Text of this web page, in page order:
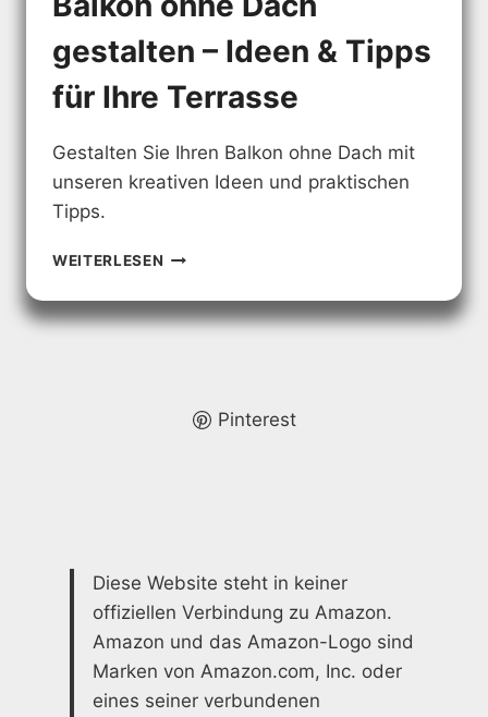
gestalten – Ideen & Tipps
für Ihre Terrasse
Gestalten Sie Ihren Balkon ohne Dach mit
unseren kreativen Ideen und praktischen
Tipps.
WEITERLESEN BALKON
DACH
GESTALTEN
TIPPS Pinterest
Diese Website steht in keiner
offiziellen Verbindung zu Amazon.
Amazon und das Amazon-Logo sind
Marken von Amazon.com, Inc. oder
eines seiner verbundenen